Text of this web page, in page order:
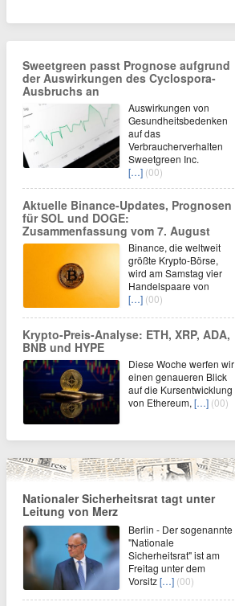
Sweetgreen passt Prognose aufgrund
der Auswirkungen des Cyclospora-
Ausbruchs an
Auswirkungen von
Gesundheitsbedenken
auf das
Verbraucherverhalten
Sweetgreen Inc.
[…] (00)
Aktuelle Binance-Updates, Prognosen
für SOL und DOGE:
Zusammenfassung vom 7. August
Binance, die weltweit
größte Krypto-Börse,
wird am Samstag vier
Handelspaare von
[…] (00)
Krypto-Preis-Analyse: ETH, XRP, ADA,
BNB und HYPE
Diese Woche werfen wir
einen genaueren Blick
auf die Kursentwicklung
von Ethereum,[…] (00)
Nationaler Sicherheitsrat tagt unter
Leitung von Merz
Berlin - Der sogenannte
"Nationale
Sicherheitsrat" ist am
Freitag unter dem
Vorsitz[…] (00)